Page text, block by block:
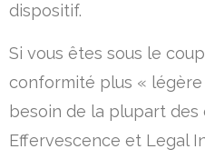
dispositif.
Si vous êtes sous le coup
conformité plus «
besoin de la plupart
Effervescence et Legal